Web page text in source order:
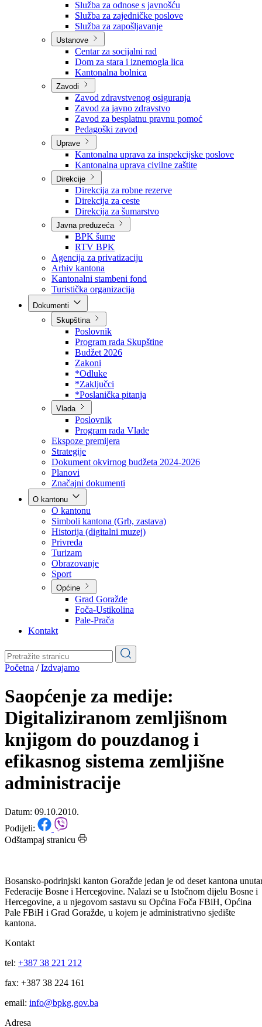
Službe
Služba za odnose s javnošću
Služba za zajedničke poslove
Služba za zapošljavanje
Ustanove
Centar za socijalni rad
Dom za stara i iznemogla lica
Kantonalna bolnica
Zavodi
Zavod zdravstvenog osiguranja
Zavod za javno zdravstvo
Zavod za besplatnu pravnu pomoć
Pedagoški zavod
Uprave
Kantonalna uprava za inspekcijske poslove
Kantonalna uprava civilne zaštite
Direkcije
Direkcija za robne rezerve
Direkcija za ceste
Direkcija za šumarstvo
Javna preduzeća
BPK šume
RTV BPK
Agencija za privatizaciju
Arhiv kantona
Kantonalni stambeni fond
Turistička organizacija
Skupština
Poslovnik
Program rada Skupštine
Budžet 2026
Zakoni
*Odluke
*Zaključci
*Poslanička pitanja
Vlada
Poslovnik
Program rada Vlade
Ekspoze premijera
Strategije
Dokument okvirnog budžeta 2024-2026
Planovi
Značajni dokumenti
O kantonu
O kantonu
Simboli kantona (Grb, zastava)
Historija (digitalni muzej)
Privreda
Turizam
Obrazovanje
Općine
Pale-Prača
Kontakt
Početna /Izdvajamo
Saopćenje za medije:
Digitaliziranom zemljišnom
knjigom do pouzdanog i
efikasnog sistema zemljišne
administracije
Datum: 09.10.2010.